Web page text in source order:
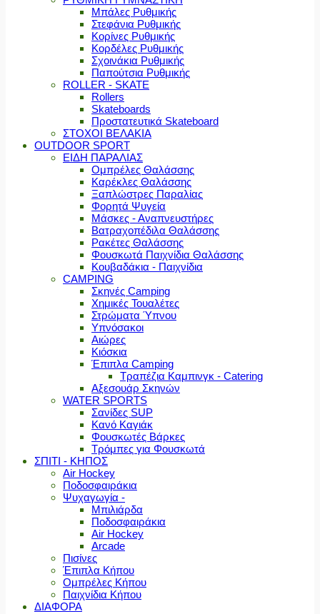
Μπάλες Ρυθμικής
Στεφάνια Ρυθμικής
Κορίνες Ρυθμικής
Κορδέλες Ρυθμικής
Σχοινάκια Ρυθμικής
Παπούτσια Ρυθμικής
ROLLER - SKATE
Rollers
Skateboards
Προστατευτικά Skateboard
ΣΤΟΧΟΙ ΒΕΛΑΚΙΑ
OUTDOOR SPORT
ΕΙΔΗ ΠΑΡΑΛΙΑΣ
Ομπρέλες Θαλάσσης
Καρέκλες Θαλάσσης
Ξαπλώστρες Παραλίας
Φορητά Ψυγεία
Μάσκες - Αναπνευστήρες
Βατραχοπέδιλα Θαλάσσης
Ρακέτες Θαλάσσης
Φουσκωτά Παιχνίδια Θαλάσσης
Κουβαδάκια - Παιχνίδια
CAMPING
Σκηνές Camping
Χημικές Τουαλέτες
Στρώματα Ύπνου
Υπνόσακοι
Αιώρες
Κιόσκια
Έπιπλα Camping
Τραπέζια Καμπινγκ - Catering
Αξεσουάρ Σκηνών
WATER SPORTS
Σανίδες SUP
Κανό Καγιάκ
Φουσκωτές Βάρκες
Τρόμπες για Φουσκωτά
ΣΠΙΤΙ - ΚΗΠΟΣ
Air Hockey
Ποδοσφαιράκια
Ψυχαγωγία -
Μπιλιάρδα
Ποδοσφαιράκια
Air Hockey
Arcade
Πισίνες
Έπιπλα Κήπου
Ομπρέλες Κήπου
Παιχνίδια Κήπου
ΔΙΑΦΟΡΑ